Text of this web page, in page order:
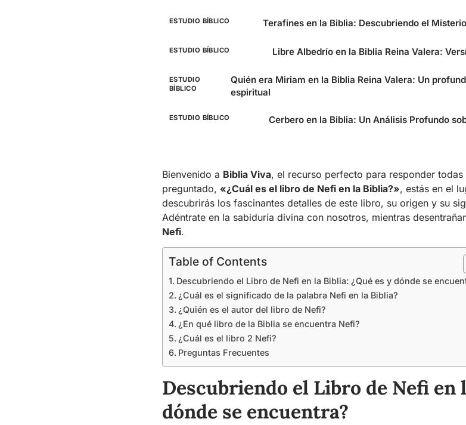
ESTUDIO BÍBLICO Terafines en la Biblia: Descubriendo el
ESTUDIO BÍBLICO Libre Albedrío en la Biblia Reina Valera:
ESTUDIO
BÍBLICO
Quién era Miriam en la Biblia Reina Valera: Un
espiritual
ESTUDIO BÍBLICO Cerbero en la Biblia: Un Análisis Profundo
Bienvenido a Biblia Viva, el recurso perfecto para responder
preguntado, «¿Cuál es el libro de Nefi en la Biblia?», estás en el
descubrirás los fascinantes detalles de este libro, su origen y su
Adéntrate en la sabiduría divina con nosotros, mientras
Nefi.
Table of Contents
Descubriendo el Libro de Nefi en la Biblia: ¿Qué es y dónde se
¿Cuál es el significado de la palabra Nefi en la Biblia?
¿Quién es el autor del libro de Nefi?
¿En qué libro de la Biblia se encuentra Nefi?
¿Cuál es el libro 2 Nefi?
Preguntas Frecuentes
Descubriendo el Libro de Nefi en
dónde se encuentra?